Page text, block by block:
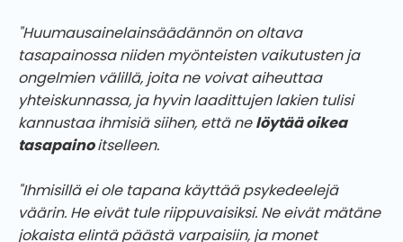
"Huumausainelainsäädännön on oltava
tasapainossa niiden myönteisten vaikutusten ja
ongelmien välillä, joita ne voivat aiheuttaa
yhteiskunnassa, ja hyvin laadittujen lakien tulisi
kannustaa ihmisiä siihen, että nelöytää oikea
tasapainoitselleen.
"Ihmisillä ei ole tapana käyttää psykedeelejä
väärin. He eivät tule riippuvaisiksi. Ne eivät mätäne
jokaista elintä päästä varpaisiin, ja monet